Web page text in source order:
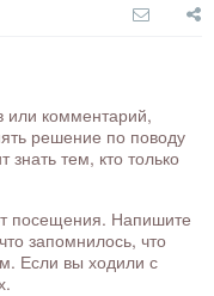
или комментарий,
решение по поводу
тем, кто только
посещения. Напишите
запомнилось, что
Если вы ходили с